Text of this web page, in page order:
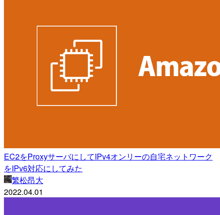
EC2をProxyサーバにしてIPv4オンリーの自宅ネットワーク
をIPv6対応にしてみた
繁松昂大
2022.04.01